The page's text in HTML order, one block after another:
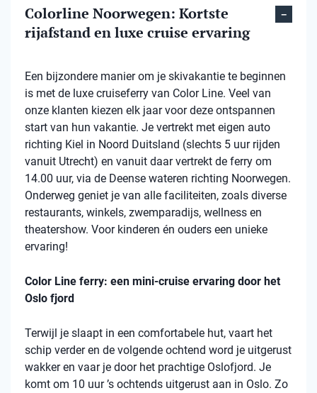
Colorline Noorwegen: Kortste
rijafstand en luxe cruise ervaring
Een bijzondere manier om je skivakantie te beginnen
is met de luxe cruiseferry van Color Line. Veel van
onze klanten kiezen elk jaar voor deze ontspannen
start van hun vakantie. Je vertrekt met eigen auto
richting Kiel in Noord Duitsland (slechts 5 uur rijden
vanuit Utrecht) en vanuit daar vertrekt de ferry om
14.00 uur, via de Deense wateren richting Noorwegen.
Onderweg geniet je van alle faciliteiten, zoals diverse
restaurants, winkels, zwemparadijs, wellness en
theatershow. Voor kinderen én ouders een unieke
ervaring!
Color Line ferry: een mini-cruise ervaring door het
Oslo fjord
Terwijl je slaapt in een comfortabele hut, vaart het
schip verder en de volgende ochtend word je uitgerust
wakker en vaar je door het prachtige Oslofjord. Je
komt om 10 uur ’s ochtends uitgerust aan in Oslo. Zo